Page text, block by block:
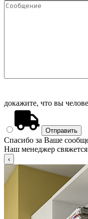
докажите, что вы
Спасибо за Ваше
Наш менеджер